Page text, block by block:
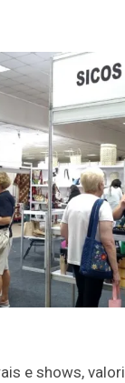
e shows,